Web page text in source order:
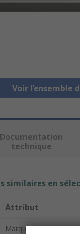
Voir l’ensemble
Documentation
technique
similaires en
Attribut
Marque